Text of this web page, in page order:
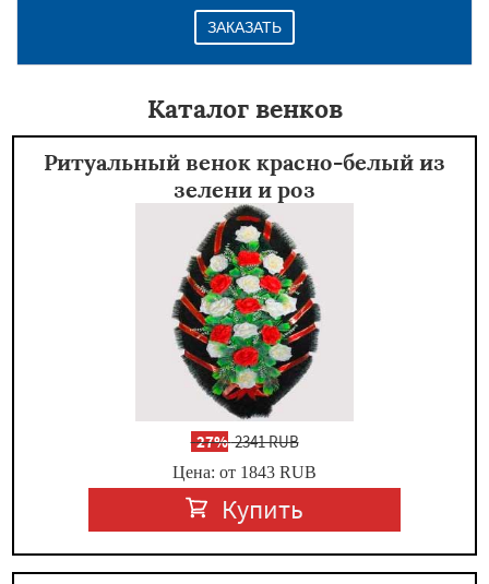
ЗАКАЗАТЬ
Каталог венков
Ритуальный венок красно-белый из
зелени и роз
-27%2341 RUB
Цена: от 1843 RUB
Купить